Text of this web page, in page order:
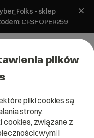
- sklep
CFSHOPER259
plików
pliki cookies są
strony.
cookies, związane z
i